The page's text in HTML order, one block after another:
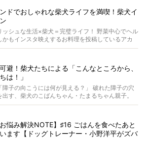
ドでおしゃれな柴犬ライフを満喫！柴犬イ
ッシュな生活×柴犬＝完璧ライフ！ 野菜中心でヘル
かもインスタ映えするお料理を投稿しているアカ
避！柴犬たちによる「こんなところから、
は！」
障子の向こうには何が見える？」 破れた障子の穴
出す、柴犬のこばんちゃん・たまるちゃん親子。
お悩み解決NOTE】♯16 ごはんを食べたあと
ます【ドッグトレーナー・小野洋平がズバ